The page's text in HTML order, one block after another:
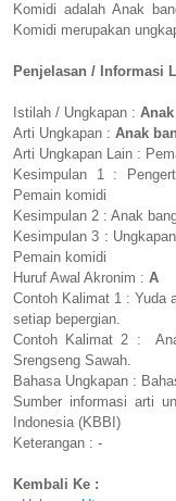
Komidi adalah Anak
Komidi merupakan
Penjelasan / Informasi
Istilah / Ungkapan :
Arti Ungkapan : Anak
Arti Ungkapan Lain :
Kesimpulan 1 :
Pemain komidi
Kesimpulan 2 : Anak
Kesimpulan 3 :
Pemain komidi
Huruf Awal Akronim : A
Contoh Kalimat 1 : Yuda
setiap bepergian.
Contoh Kalimat 2 :
Srengseng Sawah.
Bahasa Ungkapan :
Sumber informasi arti
Indonesia (KBBI)
Keterangan : -
Kembali Ke :